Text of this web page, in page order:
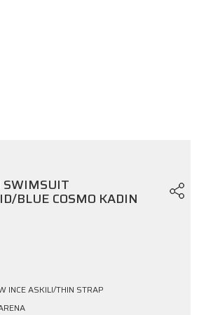
BLUE COSMO KADIN
INCE ASKILI/THIN STRAP